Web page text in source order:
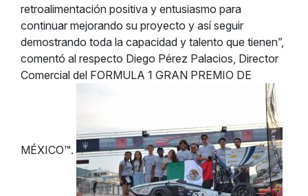
retroalimentación positiva y entusiasmo para
continuar mejorando su proyecto y así seguir
demostrando toda la capacidad y talento que tienen”,
comentó al respecto Diego Pérez Palacios, Director
Comercial del FORMULA 1 GRAN PREMIO DE
MÉXICO™.